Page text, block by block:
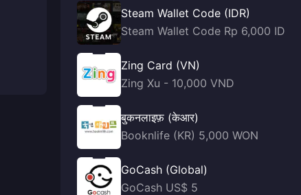
Steam Wallet Code (IDR)
Steam Wallet Code Rp 6,000 ID
Zing Card (VN)
Zing Xu - 10,000 VND
बुकनलाइफ़ (केआर)
Booknlife (KR) 5,000 WON
GoCash (Global)
GoCash US$ 5